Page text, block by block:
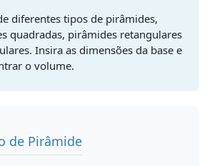
diferentes tipos de pirâmides,
quadradas, pirâmides retangulares
Insira as dimensões da base e
o volume.
de Pirâmide